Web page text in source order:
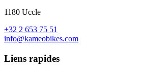
1180 Uccle
+32 2 653 75 51
info@kameobikes.com
Liens rapides